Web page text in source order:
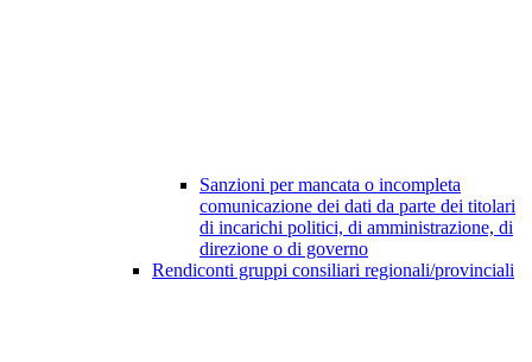
Sanzioni per mancata o incompleta
comunicazione dei dati da parte dei titolari
di incarichi politici, di amministrazione, di
direzione o di governo
Rendiconti gruppi consiliari regionali/provinciali